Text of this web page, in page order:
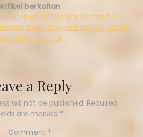
berkaitan
Hospital Pun Nak Rembat Ke!
Ayah Anggota Tabligh Jalani
Covid-19
a Reply
will not be published. Required
are marked *
Comment *